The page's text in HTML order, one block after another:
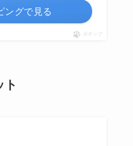
ングで見る
ポチップ
ト